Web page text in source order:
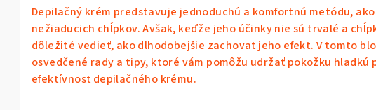
Depilačný krém predstavuje jednoduchú a komfortnú metódu,
nežiaducich chĺpkov. Avšak, keďže jeho účinky nie sú trvalé a
dôležité vedieť, ako dlhodobejšie zachovať jeho efekt. V tomto
osvedčené rady a tipy, ktoré vám pomôžu udržať pokožku hladkú
efektívnosť depilačného krému.